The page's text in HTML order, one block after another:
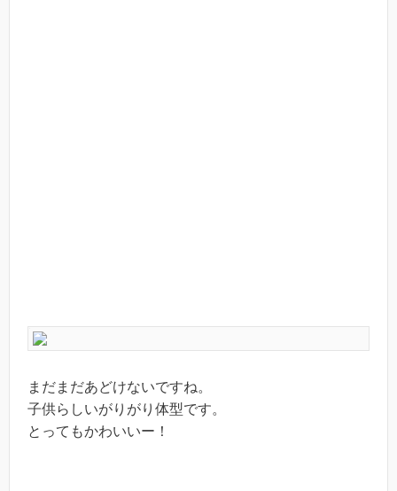
まだまだあどけないですね。
子供らしいがりがり体型です。
とってもかわいいー！